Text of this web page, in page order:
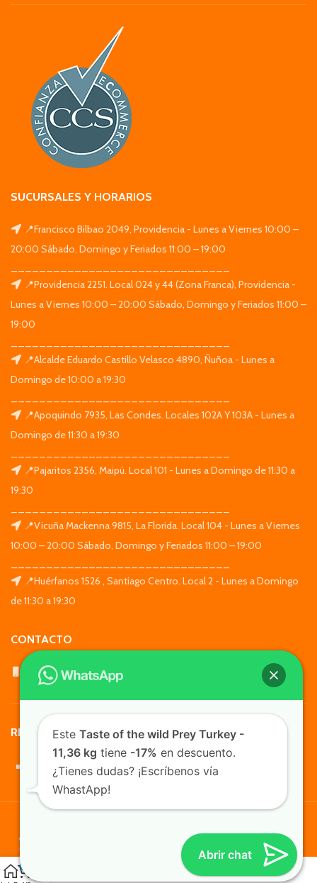
SUCURSALES Y HORARIOS
📍Francisco Bilbao 2049, Providencia - Lunes a Viernes 10:00 –
20:00 Sábado, Domingo y Feriados 11:00 – 19:00
📍Providencia 2251. Local 024 y 44 (Zona Franca), Providencia -
Lunes a Viernes 10:00 – 20:00 Sábado, Domingo y Feriados 11:00 –
19:00
📍Alcalde Eduardo Castillo Velasco 4890, Ñuñoa - Lunes a
Domingo de 10:00 a 19:30
📍Apoquindo 7935, Las Condes. Locales 102A Y 103A - Lunes a
Domingo de 11:30 a 19:30
📍Pajaritos 2356, Maipú. Local 101 - Lunes a Domingo de 11:30 a
19:30
📍Vicuña Mackenna 9815, La Florida. Local 104 - Lunes a Viernes
10:00 – 20:00 Sábado, Domingo y Feriados 11:00 – 19:00
📍Huérfanos 1526 , Santiago Centro. Local 2 - Lunes a Domingo
de 11:30 a 19:30
CONTACTO
WhatsApp: +569 7564 4676
REDES SOCIALES
TusMascotas.cl
Abrir chat
Este Taste of the wild Prey Turkey -
11,36 kg tiene -17% en descuento.
¿Tienes dudas? ¡Escríbenos vía
WhastApp!